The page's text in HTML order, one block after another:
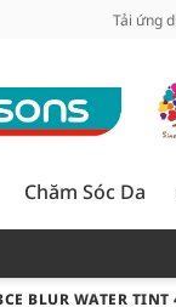
Tải ứng
Chăm Sóc Da
BLUR WATER TINT